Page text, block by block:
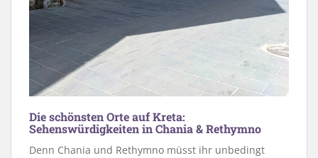
Die schönsten Orte auf Kreta:
Sehenswürdigkeiten in Chania & Rethymno
Denn Chania und Rethymno müsst ihr unbedingt